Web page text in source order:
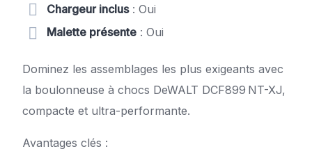
Chargeur inclus: Oui
Malette présente : Oui
Dominez les assemblages les plus exigeants avec
la boulonneuse à chocs DeWALT DCF899 NT-XJ,
compacte et ultra-performante.
Avantages clés :